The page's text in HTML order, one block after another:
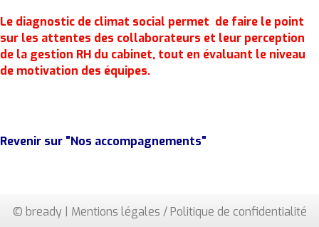
Le diagnostic de climat social permet de faire le point
sur les attentes des collaborateurs et leur perception
de la gestion RH du cabinet, tout en évaluant le niveau
de motivation des équipes.
Revenir sur "Nos accompagnements"
© bready | Mentions légales / Politique de confidentialité